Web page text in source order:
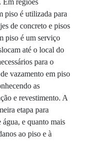
Em regiões
piso é utilizada para
de concreto e pisos
piso é um serviço
até o local do
para o
vazamento em piso
as
e revestimento. A
etapa para
e quanto mais
ao piso e à